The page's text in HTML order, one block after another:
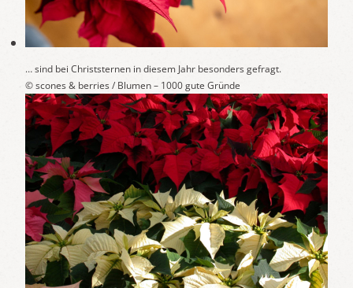
… sind bei Christsternen in diesem Jahr besonders gefragt.
© scones & berries / Blumen – 1000 gute Gründe